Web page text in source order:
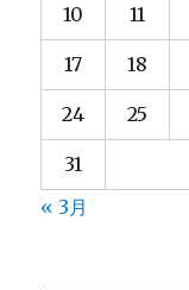
10 11
17 18
24 25
31
« 3月